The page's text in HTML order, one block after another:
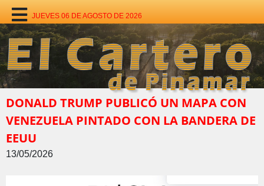
JUEVES 06 DE AGOSTO DE 2026
DONALD TRUMP PUBLICÓ UN MAPA CON
VENEZUELA PINTADO CON LA BANDERA DE
EEUU
13/05/2026